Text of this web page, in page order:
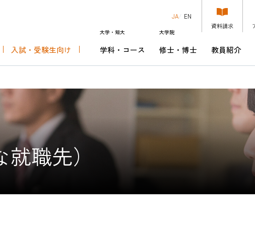
JA EN
入試・受験生向け
大学・短大
学科・コース
大学院
修士・博士 教員紹介
入試・受験生向け
修士・博士
よう
現専攻
術表現演奏領域
ョウワ･オーケスト
きること
報サイトリンク
資格課程 本学卒
職先）